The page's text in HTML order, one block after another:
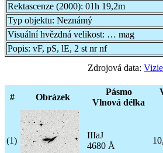
Rektascenze (2000): 01h 19,2m
Typ objektu: Neznámý
Visuální hvězdná velikost: … mag
Popis: vF, pS, lE, 2 st nr nf
Zdrojová data:
# Obrázek
Pásmo
Vlnová délka
(1)
IIIaJ
4680 Å